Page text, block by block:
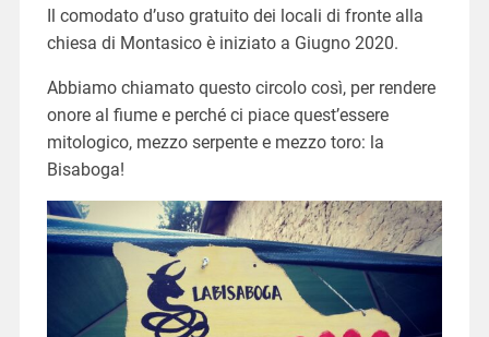
Il comodato d’uso gratuito dei locali di fronte alla
chiesa di Montasico è iniziato a Giugno 2020.
Abbiamo chiamato questo circolo così, per rendere
onore al fiume e perché ci piace quest’essere
mitologico, mezzo serpente e mezzo toro: la
Bisaboga!